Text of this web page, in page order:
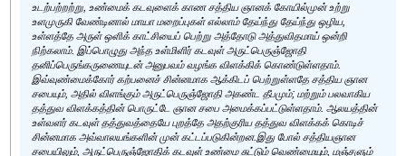
உடற்பற்றற்று, உண்மைக் கடவுளைக் காண சத்திய ஞானக் கோயில்முன் உற்று
உளமுருகி வேண்டினால் மாயா மறைப்புகள் எல்லாம் தேய்ந்து தேய்ந்து ஒழிய,
உள்ளத்தே அருள் ஒளிக் காட்சியைப் பெற்று அத்தோடு அத்துவிதமாய் ஒன்றி
நிற்கலாம். இப்பொழுது அந்த உள்மிளிர் கடவுள் அருட்பெருஞ்ஜோதி
தனிப்பெருங்கருணையுடன் அனுபவம் வழங்க விளக்கிக் கொண்டுள்ளதாம்.
இவ்வுண்மைக்கோர் கற்பனைச் சின்னமாக ஆக்கிடப் பெற்றுள்ளதே சத்திய ஞான
சபையும், அதில் விளங்கும் அருட்பெருஞ்ஜோதி அகண்ட தீபமும்; மற்றும் பலவாகிய
தத்துவ விளக்கத்தின் பொருட்டே ஞான சபை அமைக்கப்பட்டுள்ளதாம். ஆலயத்தின்
உள்வளர் கடவுள் தத்துவத்தையே புறத்தே அதற்குரிய தத்துவ விளக்கக் கொடிச்
சின்னமாக அவ்வாலயங்களின் முன் கட்டப்படுகின்றன.இது போல் சத்தியஞான
சபையிலும், அருட்பெருஞ்ஜோதிக் கடவுள் உண்மை சுட்டும் வெண்மையும், மஞ்சளும்